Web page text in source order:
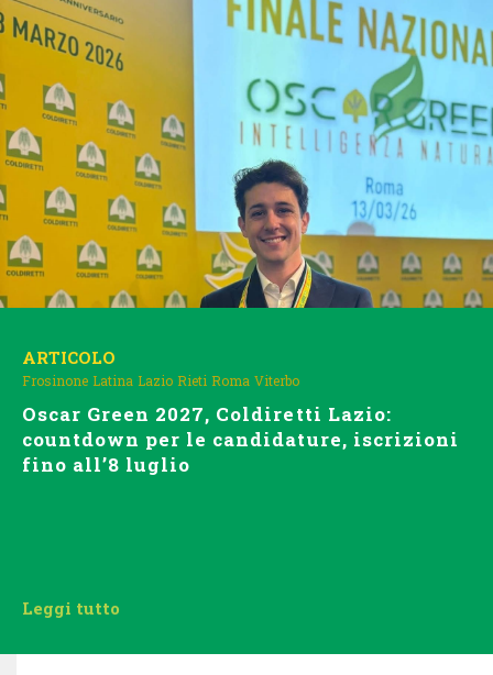
ARTICOLO
Frosinone Latina Lazio Rieti Roma Viterbo
Oscar Green 2027, Coldiretti Lazio:
countdown per le candidature, iscrizioni
fino all’8 luglio
Leggi tutto